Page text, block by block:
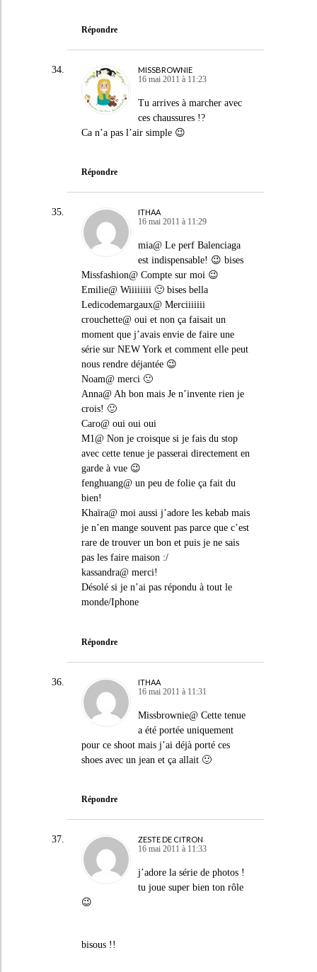
Répondre
MISSBROWNIE
16 mai 2011 à 11:23
Tu arrives à marcher avec
ces chaussures !?
Ca n’a pas l’air simple 😉
Répondre
ITHAA
16 mai 2011 à 11:29
mia@ Le perf Balenciaga
est indispensable! 😉 bises
Missfashion@ Compte sur moi 😉
Emilie@ Wiiiiiiii 🙂 bises bella
Ledicodemargaux@ Merciiiiiii
crouchette@ oui et non ça faisait un
moment que j’avais envie de faire une
série sur NEW York et comment elle peut
nous rendre déjantée 😉
Noam@ merci 🙂
Anna@ Ah bon mais Je n’invente rien je
crois! 🙂
Caro@ oui oui oui
M1@ Non je croisque si je fais du stop
avec cette tenue je passerai directement en
garde à vue 😉
fenghuang@ un peu de folie ça fait du
bien!
Khaïra@ moi aussi j’adore les kebab mais
je n’en mange souvent pas parce que c’est
rare de trouver un bon et puis je ne sais
pas les faire maison :/
kassandra@ merci!
Désolé si je n’ai pas répondu à tout le
monde/Iphone
Répondre
ITHAA
16 mai 2011 à 11:31
Missbrownie@ Cette tenue
a été portée uniquement
pour ce shoot mais j’ai déjà porté ces
shoes avec un jean et ça allait 🙂
Répondre
ZESTE DE CITRON
16 mai 2011 à 11:33
j’adore la série de photos !
tu joue super bien ton rôle
😉
bisous !!